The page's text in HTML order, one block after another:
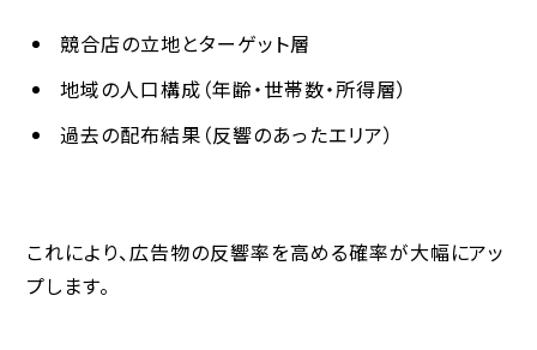
競合店の立地とターゲット層
地域の人口構成（年齢・世帯数・所得層）
過去の配布結果（反響のあったエリア）
これにより、広告物の反響率を高める確率が大幅にアッ
プします。